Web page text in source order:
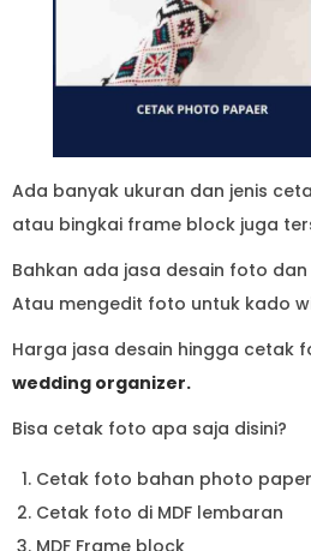
Ada banyak ukuran dan jenis
atau bingkai frame block juga
Bahkan ada jasa desain foto
Atau mengedit foto untuk kado
Harga jasa desain hingga cetak
wedding organizer.
Bisa cetak foto apa saja disini?
Cetak foto bahan photo paper
Cetak foto di MDF lembaran
MDF Frame block